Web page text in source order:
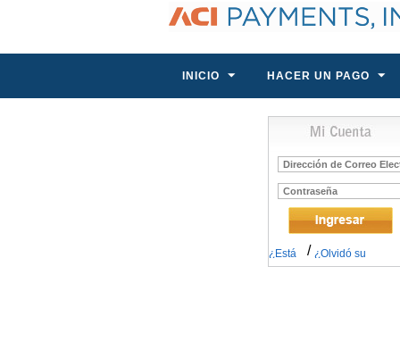
INICIO HACER UN PAGO
Correo
Electrónico
Contraseña
/